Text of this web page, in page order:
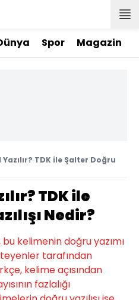
Spor Magazin
Yazılır? TDK ile Şalter Doğru
TDK ile
Nedir?
bu kelimenin doğru yazımı
tarafından
kelime açısından
fazlalığı